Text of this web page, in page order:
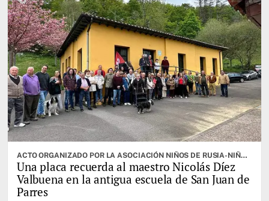
ACTO ORGANIZADO POR LA ASOCIACIÓN NIÑOS DE RUSIA-NIÑOS DE LA GUERRA
Una placa recuerda al maestro Nicolás Díez
Valbuena en la antigua escuela de San Juan de
Parres